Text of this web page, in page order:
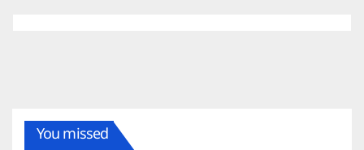
You missed